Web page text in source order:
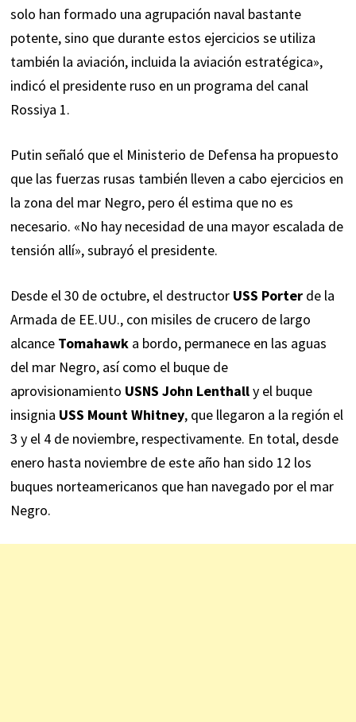
solo han formado una agrupación naval bastante
potente, sino que durante estos ejercicios se utiliza
también la aviación, incluida la aviación estratégica»,
indicó el presidente ruso en un programa del canal
Rossiya 1.
Putin señaló que el Ministerio de Defensa ha propuesto
que las fuerzas rusas también lleven a cabo ejercicios en
la zona del mar Negro, pero él estima que no es
necesario. «No hay necesidad de una mayor escalada de
tensión allí», subrayó el presidente.
Desde el 30 de octubre, el destructor USS Porterde la
Armada de EE.UU., con misiles de crucero de largo
alcance Tomahawka bordo, permaneceen las aguas
del mar Negro, así como el buque de
aprovisionamiento USNS John Lenthally el buque
insignia USS Mount Whitney, que llegaron a la región el
3 y el 4 de noviembre, respectivamente. En total, desde
enero hasta noviembre de este año han sido 12 los
buques norteamericanos que han navegado por el mar
Negro.